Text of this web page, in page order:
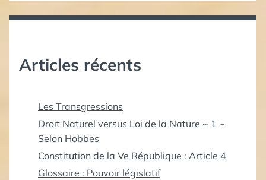
Articles récents
Les Transgressions
Droit Naturel versus Loi de la Nature ~ 1 ~
Selon Hobbes
Constitution de la Ve République : Article 4
Glossaire : Pouvoir législatif